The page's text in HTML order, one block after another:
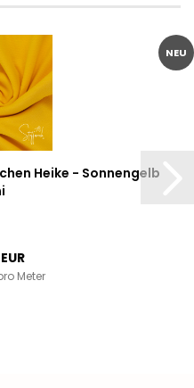
NEU
Heike - Sonnengelb
Meter